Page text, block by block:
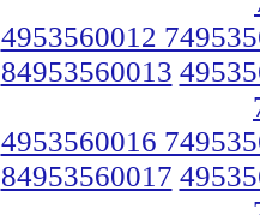
4953560012
84953560013
4953560016
84953560017